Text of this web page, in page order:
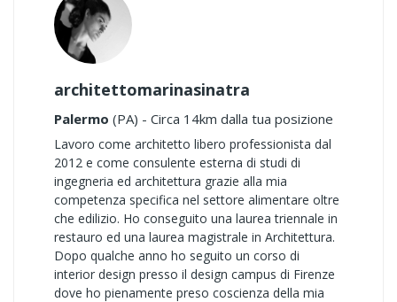
architettomarinasinatra
Palermo (PA) - Circa 14km dalla tua posizione
Lavoro come architetto libero professionista dal
2012 e come consulente esterna di studi di
ingegneria ed architettura grazie alla mia
competenza specifica nel settore alimentare oltre
che edilizio. Ho conseguito una laurea triennale in
restauro ed una laurea magistrale in Architettura.
Dopo qualche anno ho seguito un corso di
interior design presso il design campus di Firenze
dove ho pienamente preso coscienza della mia